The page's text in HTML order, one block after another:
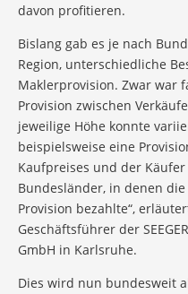
davon profitieren.
Bislang gab es je nach
Region, unterschiedliche
Maklerprovision. Zwar war
Provision zwischen
jeweilige Höhe konnte
beispielsweise eine
Kaufpreises und der Käufer
Bundesländer, in denen
Provision bezahlte“,
Geschäftsführer der
GmbH in Karlsruhe.
Dies wird nun bundesweit